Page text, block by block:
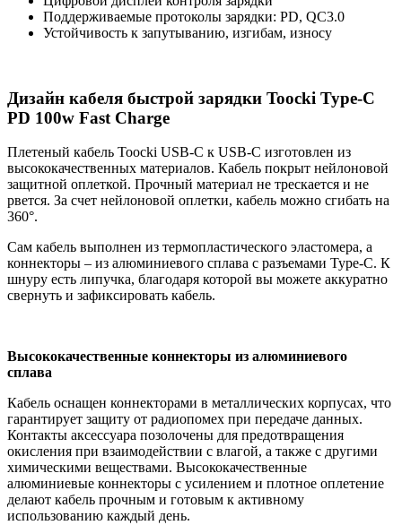
Поддерживаемые протоколы зарядки: PD, QC3.0
Устойчивость к запутыванию, изгибам, износу
Дизайн кабеля быстрой зарядки Toocki Type-C
PD 100w Fast Charge
Плетеный кабель Toocki USB-C к USB-C изготовлен из
высококачественных материалов. Кабель покрыт нейлоновой
защитной оплеткой. Прочный материал не трескается и не
рвется. За счет нейлоновой оплетки, кабель можно сгибать на
360°.
Сам кабель выполнен из термопластического эластомера, а
коннекторы – из алюминиевого сплава с разъемами Type-C. К
шнуру есть липучка, благодаря которой вы можете аккуратно
свернуть и зафиксировать кабель.
Высококачественные коннекторы из алюминиевого
сплава
Кабель оснащен коннекторами в металлических корпусах, что
гарантирует защиту от радиопомех при передаче данных.
Контакты аксессуара позолочены для предотвращения
окисления при взаимодействии с влагой, а также с другими
химическими веществами. Высококачественные
алюминиевые коннекторы с усилением и плотное оплетение
делают кабель прочным и готовым к активному
использованию каждый день.